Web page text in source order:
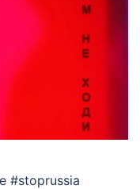
#stoprussia